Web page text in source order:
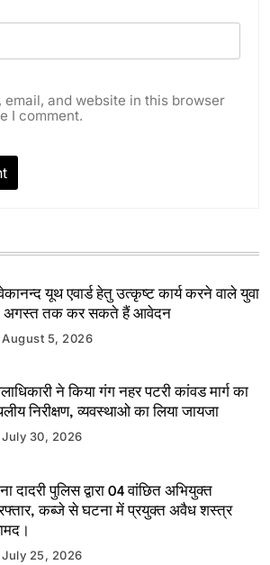
email, and website in this browser
I comment.
यूथ एवार्ड हेतु उत्कृष्ट कार्य करने वाले युवा
अगस्त तक कर सकते हैं आवेदन
August 5, 2026
ने किया गंग नहर पटरी कांवड मार्ग का
निरीक्षण, व्यवस्थाओ का लिया जायजा
July 30, 2026
दादरी पुलिस द्वारा 04 वांछित अभियुक्त
कब्जे से घटना में प्रयुक्त अवैध शस्त्र
July 25, 2026